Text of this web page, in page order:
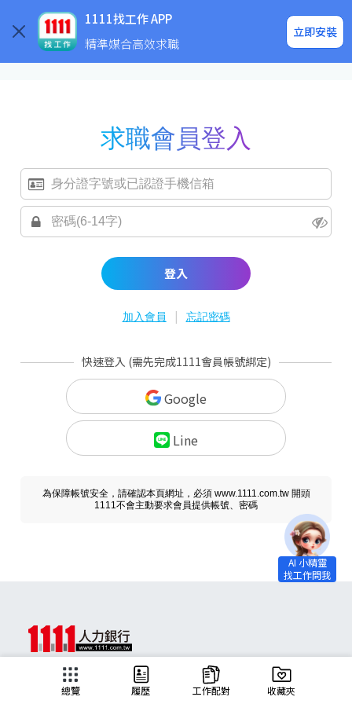
1111找工作 APP
精準媒合高效求職
立即安裝
企業求才
求職會員登入
登入
加入會員 | 忘記密碼
快速登入 (需先完成1111會員帳號綁定)
Google
Line
為保障帳號安全，請確認本頁網址，必須 www.1111.com.tw 開頭
1111不會主動要求會員提供帳號、密碼
總覽 履歷 工作配對 收藏夾